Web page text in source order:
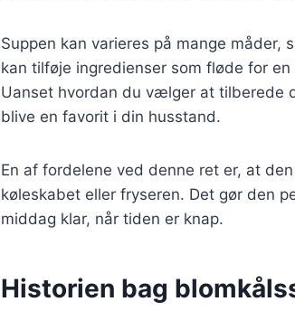
Suppen kan varieres på mange
kan tilføje ingredienser som fløde for
Uanset hvordan du vælger at tilberede
blive en favorit i din husstand.
En af fordelene ved denne ret er, at
køleskabet eller fryseren. Det gør den
middag klar, når tiden er knap.
Historien bag